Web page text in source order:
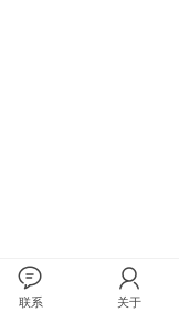
联系 关于